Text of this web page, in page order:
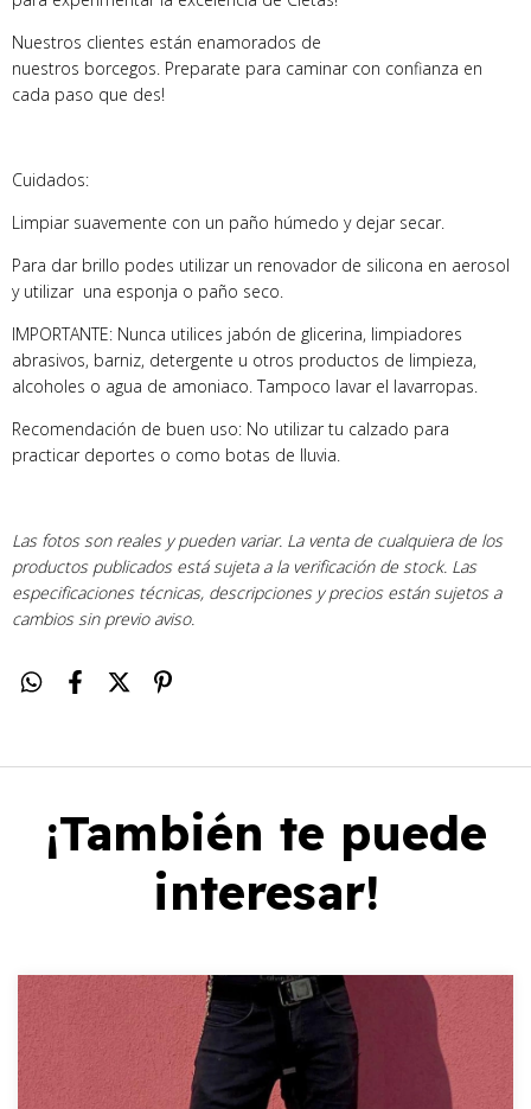
Nuestros clientes están enamorados de
nuestros borcegos. Preparate para caminar con confianza en
cada paso que des!
Cuidados:
Limpiar suavemente con un paño húmedo y dejar secar.
Para dar brillo podes utilizar un renovador de silicona en aerosol
y utilizar una esponja o paño seco.
IMPORTANTE: Nunca utilices jabón de glicerina, limpiadores
abrasivos, barniz, detergente u otros productos de limpieza,
alcoholes o agua de amoniaco. Tampoco lavar el lavarropas.
Recomendación de buen uso: No utilizar tu calzado para
practicar deportes o como botas de lluvia.
Las fotos son reales y pueden variar. La venta de cualquiera de los
productos publicados está sujeta a la verificación de stock. Las
especificaciones técnicas, descripciones y precios están sujetos a
cambios sin previo aviso.
¡También te puede
interesar!